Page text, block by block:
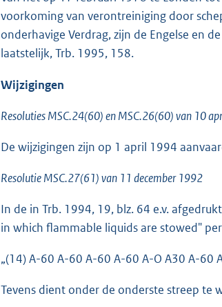
voorkoming van verontreiniging door
onderhavige Verdrag, zijn de Engelse en
laatstelijk, Trb. 1995, 158.
Wijzigingen
Resoluties MSC.24(60) en MSC.26(60) van 10
De wijzigingen zijn op 1 april 1994
Resolutie MSC.27(61) van 11 december 1992
In de in Trb. 1994, 19, blz. 64 e.v.
in which flammable liquids are stowed"
„(14) A-60 A-60 A-60 A-60 A-O A30 A-60
Tevens dient onder de onderste streep te